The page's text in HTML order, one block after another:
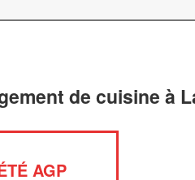
de cuisine à
AGP